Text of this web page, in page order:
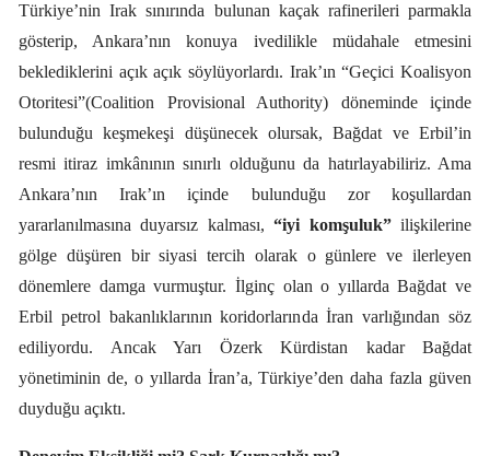
Türkiye’nin Irak sınırında bulunan kaçak rafinerileri parmakla
gösterip, Ankara’nın konuya ivedilikle müdahale etmesini
beklediklerini açık açık söylüyorlardı. Irak’ın “Geçici Koalisyon
Otoritesi”(Coalition Provisional Authority) döneminde içinde
bulunduğu keşmekeşi düşünecek olursak, Bağdat ve Erbil’in
resmi itiraz imkânının sınırlı olduğunu da hatırlayabiliriz. Ama
Ankara’nın Irak’ın içinde bulunduğu zor koşullardan
yararlanılmasına duyarsız kalması,“iyi komşuluk”ilişkilerine
gölge düşüren bir siyasi tercih olarak o günlere ve ilerleyen
dönemlere damga vurmuştur. İlginç olan o yıllarda Bağdat ve
Erbil petrol bakanlıklarının koridorlarında İran varlığından söz
ediliyordu. Ancak Yarı Özerk Kürdistan kadar Bağdat
yönetiminin de, o yıllarda İran’a, Türkiye’den daha fazla güven
duyduğu açıktı.